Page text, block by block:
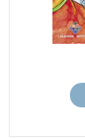
Προσφορές